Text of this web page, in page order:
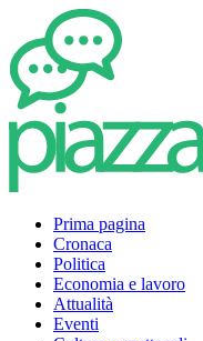
Prima pagina
Cronaca
Politica
Economia e lavoro
Attualità
Eventi